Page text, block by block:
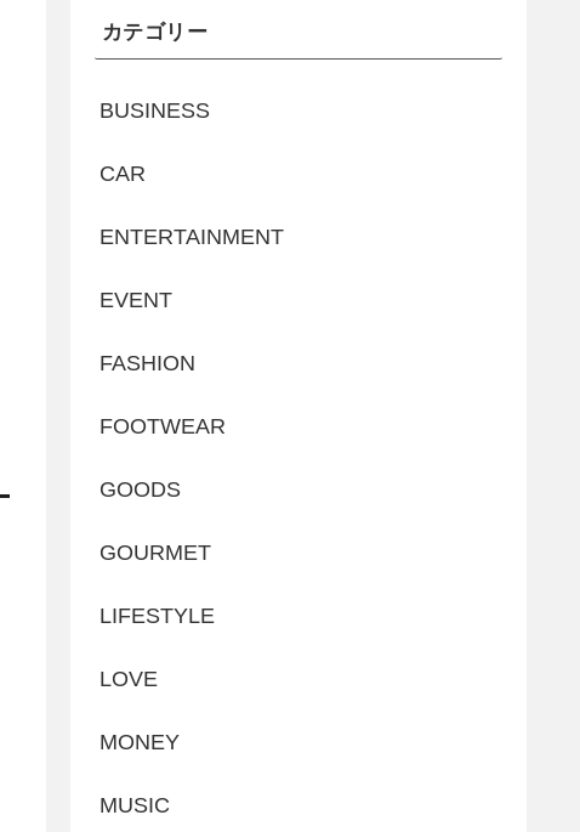
カテゴリー
BUSINESS
CAR
ENTERTAINMENT
EVENT
FASHION
FOOTWEAR
GOODS
GOURMET
LIFESTYLE
LOVE
MONEY
MUSIC